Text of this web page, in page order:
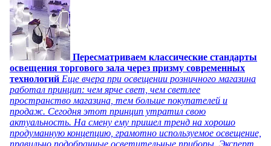
Пересматриваем классические стандарты
освещения торгового зала через призму современных
технологий Еще вчера при освещении розничного магазина
работал принцип: чем ярче свет, чем светлее
пространство магазина, тем больше покупателей и
продаж. Сегодня этот принцип утратил свою
актуальность. На смену ему пришел тренд на хорошо
продуманную концепцию, грамотно используемое освещение,
правильно подобранные осветительные приборы. Эксперт